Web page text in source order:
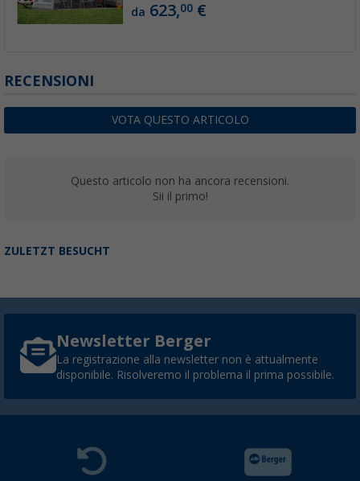
da 623,00 €
RECENSIONI
VOTA QUESTO ARTICOLO
Questo articolo non ha ancora recensioni.
Sii il primo!
ZULETZT BESUCHT
Newsletter Berger
La registrazione alla newsletter non è attualmente
disponibile. Risolveremo il problema il prima possibile.